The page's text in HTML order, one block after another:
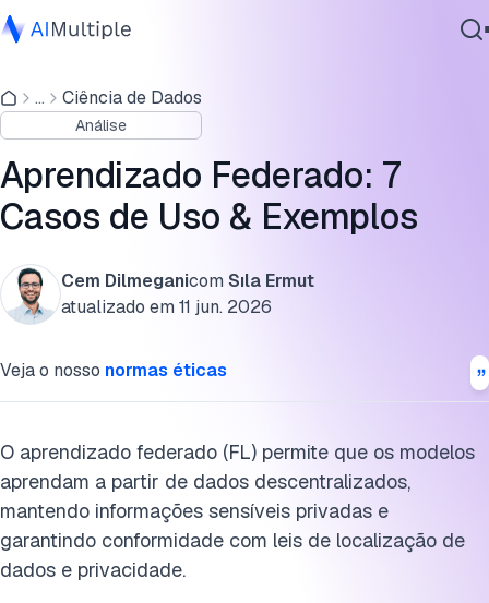
IA Agêntica
Segurança cibernética
Software Empresarial
Serviços
... Ciência de Dados
Análise
Aprendizado Federado: 7
Casos de Uso & Exemplos
Cem Dilmeganicom Sıla Ermut
atualizado em 11 jun. 2026
Veja o nosso normas éticas
O aprendizado federado (FL) permite que os modelos
aprendam a partir de dados descentralizados,
mantendo informações sensíveis privadas e
garantindo conformidade com leis de localização de
dados e privacidade.
O que é aprendizado federado?
Desafios do aprendizado federado
Cite esta pesquisa